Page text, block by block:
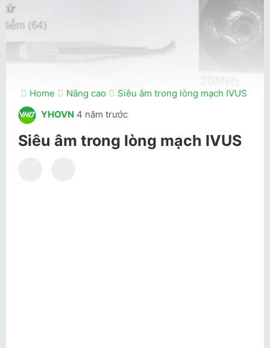
Home Nâng cao
Siêu âm trong lòng mạch IVUS
YHOVN 4 năm trước
Siêu âm trong lòng mạch IVUS